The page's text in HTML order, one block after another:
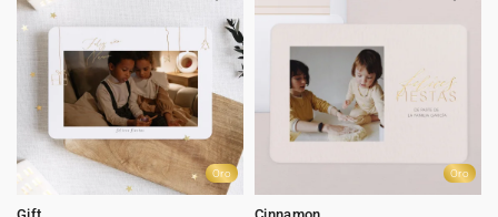
Oro Oro